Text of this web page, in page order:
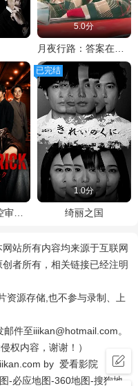
5.0分
月夜行路：答案在名作中
黑色诡计～操控审判的辩护人
已完结
1.0分
绮丽之国
站所有内容均来源于互联网
者所有，相关链接已经注明
资源存储,也不参与录制、上
件至iiikan@hotmail.com。
权内容，谢谢！）
by 爱看影院
-必应地图-360地图-搜狗地